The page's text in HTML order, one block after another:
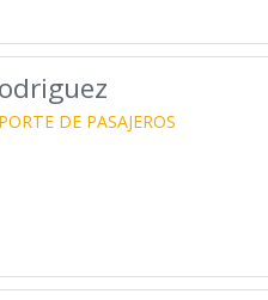
DE PASAJEROS